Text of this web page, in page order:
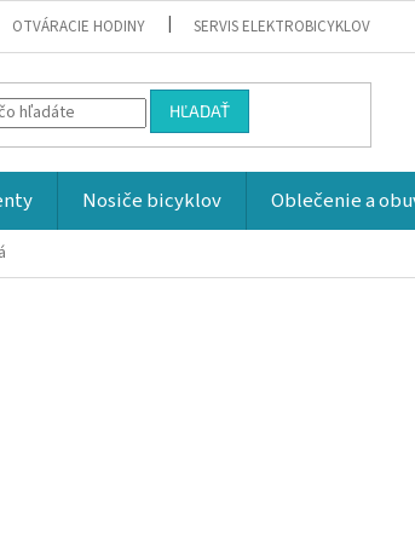
OTVÁRACIE HODINY SERVIS ELEKTROBICYKLOV
HĽADAŤ
Nosiče bicyklov Oblečenie a